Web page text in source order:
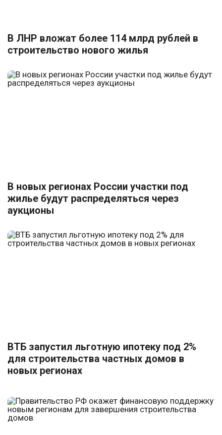
В ЛНР вложат более 114 млрд рублей в
строительство нового жилья
В новых регионах России участки под
жилье будут распределяться через
аукционы
ВТБ запустил льготную ипотеку под 2%
для строительства частных домов в
новых регионах